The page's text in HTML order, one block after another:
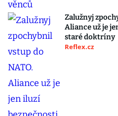
Zalužnyj
Aliance už je
staré doktríny
Reflex.cz